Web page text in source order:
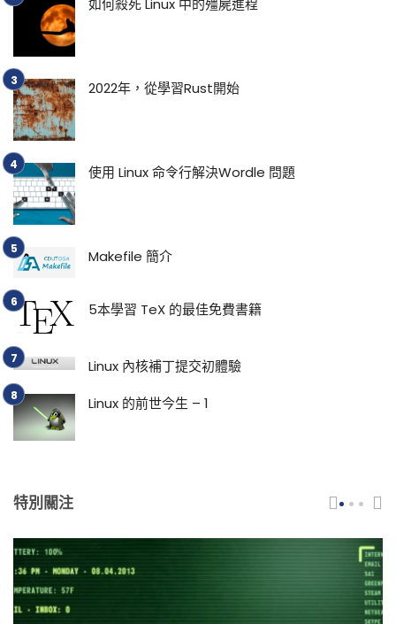
如何殺死 Linux 中的殭屍進程
2022年，從學習Rust開始
使用 Linux 命令行解決Wordle 問題
Makefile 簡介
5本學習 TeX 的最佳免費書籍
Linux 內核補丁提交初體驗
Linux 的前世今生 – 1
特別關注